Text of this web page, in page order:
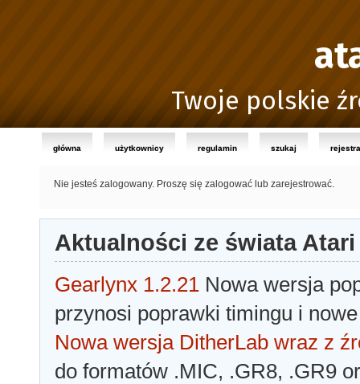
Twoje polskie
główna użytkownicy regulamin szukaj
Nie jesteś zalogowany. Proszę się zalogować lub zarejestrować.
Aktualności ze świata Atari
Gearlynx 1.2.21 Nowa wersja
przynosi poprawki timingu i
Nowa wersja DitherLab wraz z
do formatów .MIC, .GR8, .GR9